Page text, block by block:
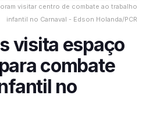
visitar centro de combate ao trabalho
infantil no Carnaval - Edson Holanda/PCR
visita espaço
combate
no